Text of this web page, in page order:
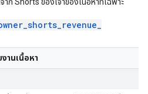
_shorts_revenue_
านเนื้อหา